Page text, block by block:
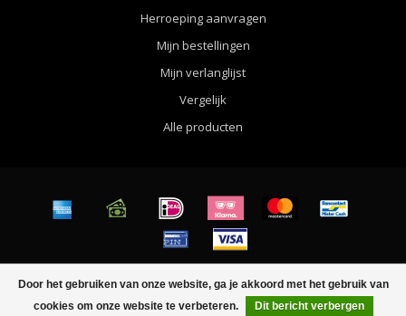
Door het gebruiken van onze website, ga je akkoord met het gebruik van
cookies om onze website te verbeteren.
Dit bericht verbergen
Herroeping aanvragen
Mijn bestellingen
Mijn verlanglijst
Vergelijk
Alle producten
© Copyright 2026 Walther Apparel for Men - Powered byLightspeed-
Lightspeed designbyDyvelopment